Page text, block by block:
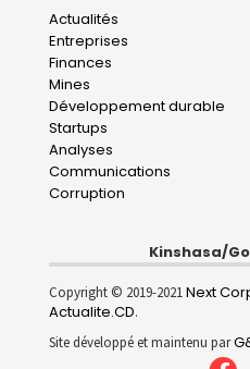
Main
navigation
Actualités
Entreprises
Finances
Mines
Développement durable
Startups
Analyses
Communications
Corruption
Kinshasa/
Copyright © 2019-2021Next
Actualite.CD.
Site développé et maintenu par